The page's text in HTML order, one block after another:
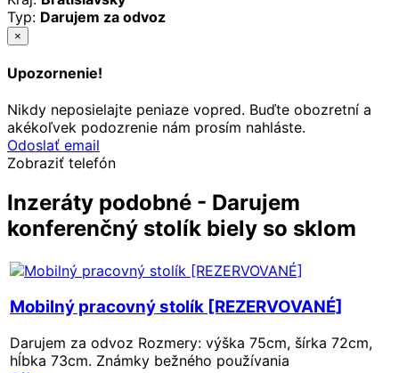
Typ: Darujem za odvoz
×
Upozornenie!
Nikdy neposielajte peniaze vopred. Buďte obozretní a
akékoľvek podozrenie nám prosím nahláste.
Odoslať email
Zobraziť telefón
Inzeráty podobné - Darujem
konferenčný stolík biely so sklom
Mobilný pracovný stolík [REZERVOVANÉ]
Darujem za odvoz Rozmery: výška 75cm, šírka 72cm,
hĺbka 73cm. Známky bežného používania